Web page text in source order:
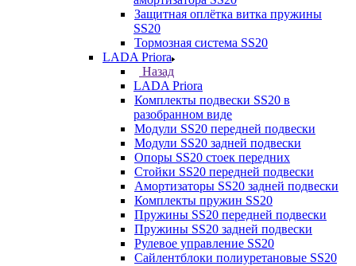
Защитная оплётка витка пружины
SS20
Тормозная система SS20
LADA Priora
Назад
LADA Priora
Комплекты подвески SS20 в
разобранном виде
Модули SS20 передней подвески
Модули SS20 задней подвески
Опоры SS20 стоек передних
Стойки SS20 передней подвески
Амортизаторы SS20 задней подвески
Комплекты пружин SS20
Пружины SS20 передней подвески
Пружины SS20 задней подвески
Рулевое управление SS20
Сайлентблоки полиуретановые SS20